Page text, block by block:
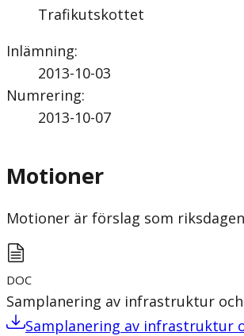
Trafikutskottet
Inlämning:
2013-10-03
Numrering:
2013-10-07
Motioner
Motioner är förslag som
DOC
Samplanering av infrastruktur
Samplanering av infrastruktur